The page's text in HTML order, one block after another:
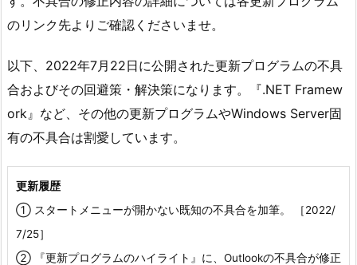
のリンク先よりご確認くださいませ。
以下、2022年7月22日に公開された更新プログラムの不具
合およびその回避策・解決策になります。『.NET Framew
ork』など、その他の更新プログラムやWindows Server固
有の不具合は割愛しています。
更新履歴
① スタートメニューが開かない既知の不具合を加筆。 ［2022/
7/25］
② 『更新プログラムのハイライト』に、Outlookの不具合が修正